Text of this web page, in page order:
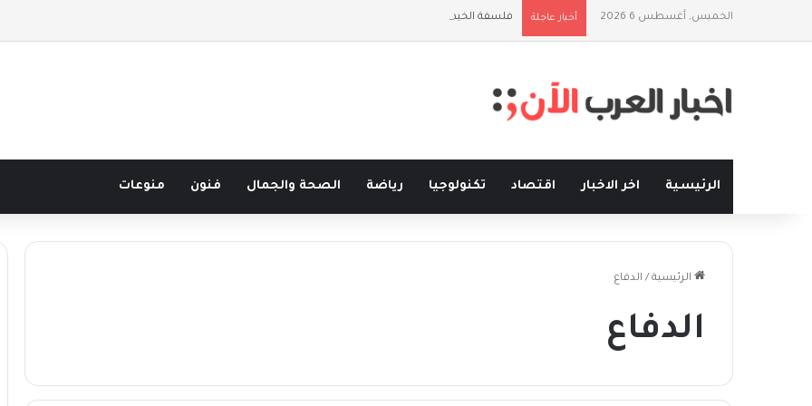
الخميس, أغسطس 6 2026 أخبار عاجلة فلسفة الخيط والموج: نصف قرن في مدرسة البحر مع غسان المزيدي
الرئيسية اخر الاخبار اقتصاد تكنولوجيا رياضة الصحة والجمال فنون منوعات
الرئيسية / الدفاع
الدفاع